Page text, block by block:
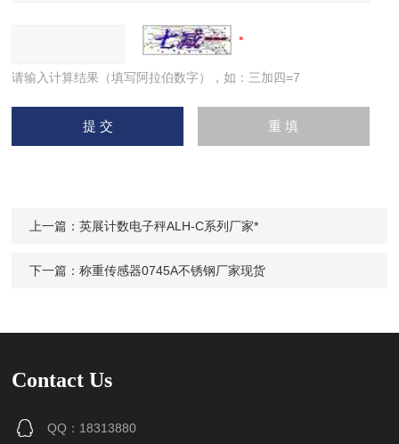
请输入计算结果（填写阿拉伯数字），如：三加四=7
上一篇：英展计数电子秤ALH-C系列厂家*
下一篇：称重传感器0745A不锈钢厂家现货
Contact Us
QQ：18313880